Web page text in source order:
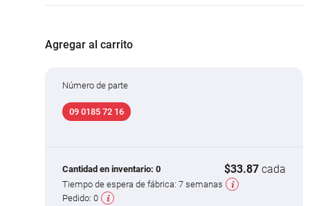
Agregar al carrito
Número de parte
09 0185 72 16
Cantidad en inventario: 0 $33.87 cada
Tiempo de espera de fábrica: 7 semanas
Pedido: 0